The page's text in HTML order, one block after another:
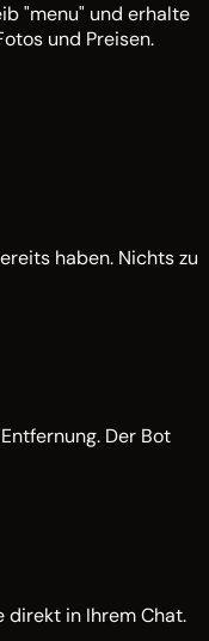
"menu" und erhalte
und Preisen.
haben. Nichts zu
Der Bot
direkt in Ihrem Chat.